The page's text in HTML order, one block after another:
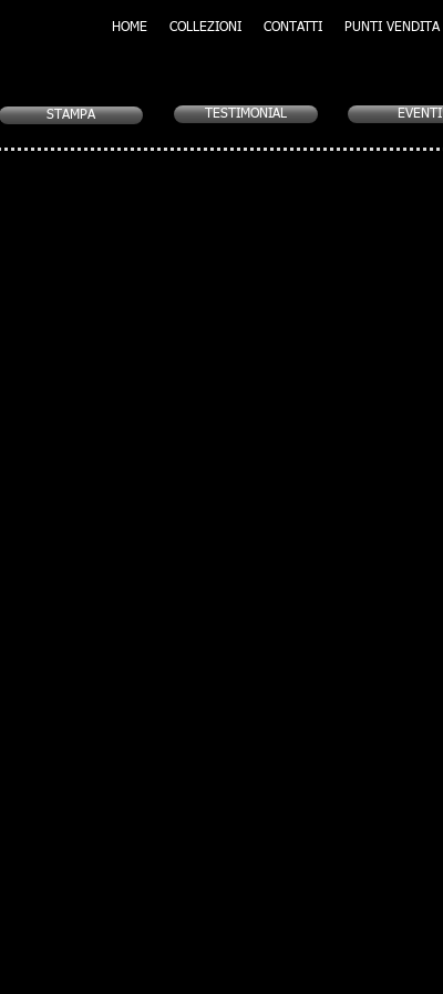
HOME COLLEZIONI CONTATTI PUNTI VENDITA
STAMPA TESTIMONIAL EVENTI